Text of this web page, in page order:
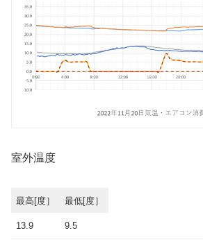
室外温度
最高[度］ 最低[度］
13.9 9.5